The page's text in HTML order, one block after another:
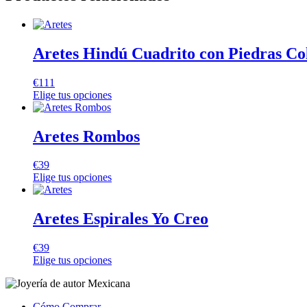
Aretes Hindú Cuadrito con Piedras
€111
Elige tus opciones
Aretes Rombos
€39
Elige tus opciones
Aretes Espirales Yo Creo
€39
Elige tus opciones